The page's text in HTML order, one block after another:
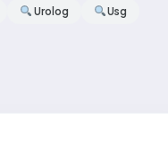
Urolog
Usg